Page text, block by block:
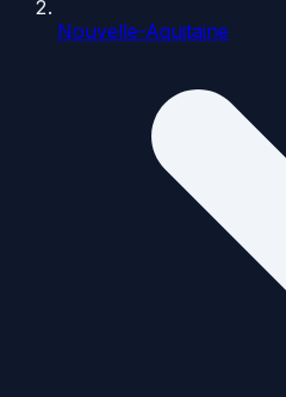
Nouvelle-Aquitaine